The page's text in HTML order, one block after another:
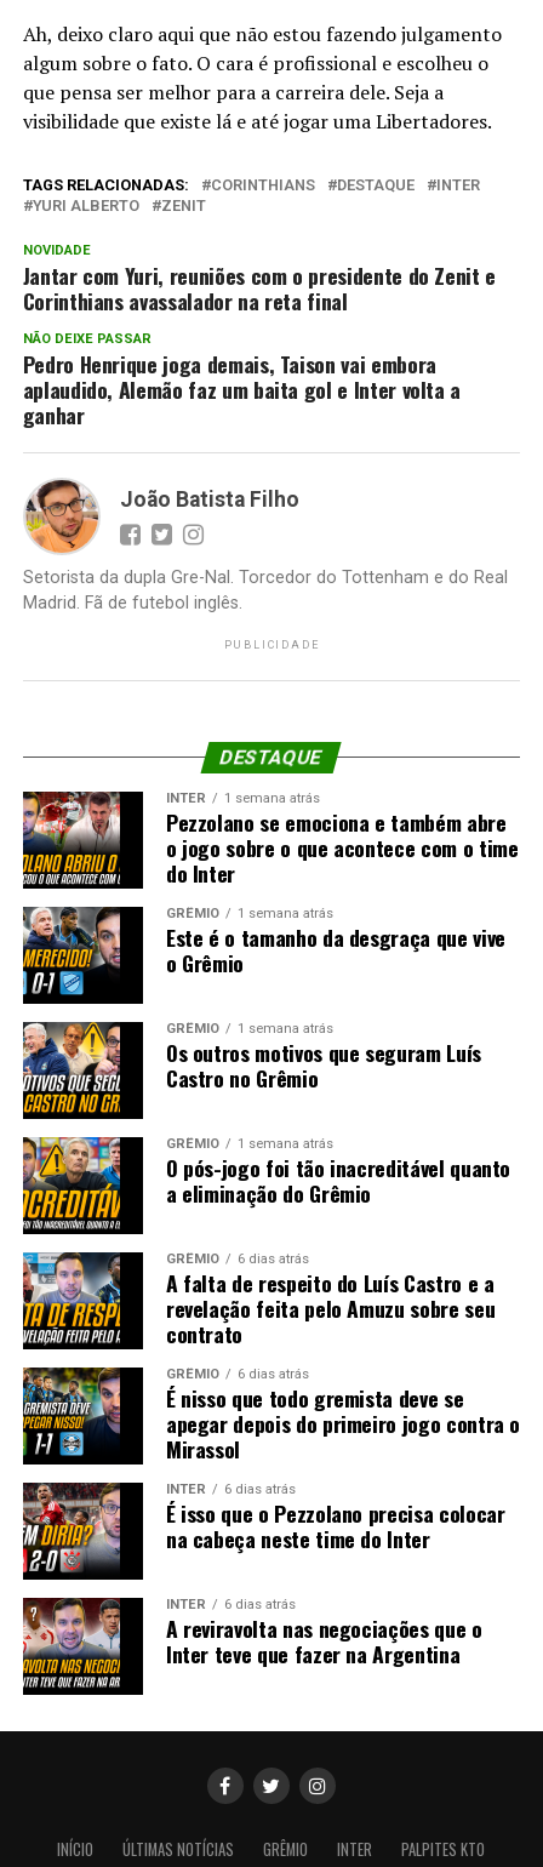
Ah, deixo claro aqui que não estou fazendo julgamento
algum sobre o fato. O cara é profissional e escolheu o
que pensa ser melhor para a carreira dele. Seja a
visibilidade que existe lá e até jogar uma Libertadores.
TAGS RELACIONADAS: CORINTHIANS DESTAQUE
INTER
YURI ALBERTO
ZENIT
NOVIDADE
Jantar com Yuri, reuniões com o presidente do Zenit e
Corinthians avassalador na reta final
NÃO DEIXE PASSAR
Pedro Henrique joga demais, Taison vai embora
aplaudido, Alemão faz um baita gol e Inter volta a
ganhar
João Batista Filho
Setorista da dupla Gre-Nal. Torcedor do Tottenham e do Real
Madrid. Fã de futebol inglês.
PUBLICIDADE
DESTAQUE
INTER 1 semana atrás
Pezzolano se emociona e também abre
o jogo sobre o que acontece com o time
do Inter
GRÊMIO 1 semana atrás
Este é o tamanho da desgraça que vive
o Grêmio
GRÊMIO 1 semana atrás
Os outros motivos que seguram Luís
Castro no Grêmio
GRÊMIO 1 semana atrás
O pós-jogo foi tão inacreditável quanto
a eliminação do Grêmio
GRÊMIO 6 dias atrás
A falta de respeito do Luís Castro e a
revelação feita pelo Amuzu sobre seu
contrato
GRÊMIO 6 dias atrás
É nisso que todo gremista deve se
apegar depois do primeiro jogo contra o
Mirassol
INTER 6 dias atrás
É isso que o Pezzolano precisa colocar
na cabeça neste time do Inter
INTER 6 dias atrás
A reviravolta nas negociações que o
Inter teve que fazer na Argentina
INÍCIO ÚLTIMAS NOTÍCIAS GRÊMIO INTER PALPITES KTO